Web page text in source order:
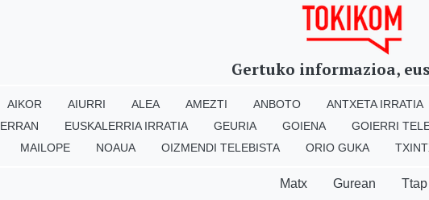
Gertuko informazioa,
AIKOR AIURRI ALEA AMEZTI ANBOTO ANTXETA IRRATIA
ERRAN EUSKALERRIA IRRATIA GEURIA GOIENA GOIERRI
MAILOPE NOAUA OIZMENDI TELEBISTA ORIO GUKA
Matx Gurean Ttap